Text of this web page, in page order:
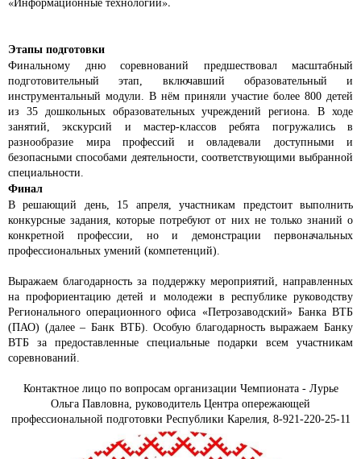
Этапы подготовки
Финальному дню соревнований предшествовал масштабный
подготовительный этап, включавший образовательный и
инструментальный модули. В нём приняли участие более 800 детей
из 35 дошкольных образовательных учреждений региона. В ходе
занятий, экскурсий и мастер-классов ребята погружались в
разнообразие мира профессий и овладевали доступными и
безопасными способами деятельности, соответствующими выбранной
специальности.
Финал
В решающий день, 15 апреля, участникам предстоит выполнить
конкурсные задания, которые потребуют от них не только знаний о
конкретной профессии, но и демонстрации первоначальных
профессиональных умений (компетенций).
Выражаем благодарность за поддержку мероприятий, направленных
на профориентацию детей и молодежи в республике руководству
Регионального операционного офиса «Петрозаводский» Банка ВТБ
(ПАО) (далее – Банк ВТБ). Особую благодарность выражаем Банку
ВТБ за предоставленные специальные подарки всем участникам
соревнований.
Контактное лицо по вопросам организации Чемпионата - Лурье
Ольга Павловна, руководитель Центра опережающей
профессиональной подготовки Республики Карелия, 8-921-220-25-11